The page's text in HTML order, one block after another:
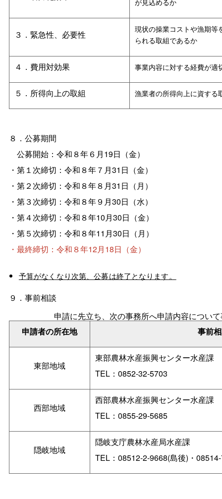
が見込めるか
３．緊急性、必要性
現状の操業コストや漁期等
られる取組であるか
４．費用対効果 事業内容に対する経費が適
５．所得向上の取組 漁業者の所得向上に資する
８．公募期間
公募開始：令和８年６月19日（金）
・第１次締切：令和８年７月31日（金）
・第２次締切：令和８年８月31日（月）
・第３次締切：令和８年９月30日（水）
・第４次締切：令和８年10月30日（金）
・第５次締切：令和８年11月30日（月）
・最終締切：令和８年12月18日（金）
予算がなくなり次第、公募は終了となります。
９．事前相談
申請に先立ち、次の事務所へ申請内容につい
申請者の所在地
事前
東部地域
東部農林水産振興センター水産課
TEL：0852-32-5703
西部地域
西部農林水産振興センター水産課
TEL：0855-29-5685
隠岐地域
隠岐支庁農林水産局水産課
TEL：08512-2-9668(島後)・